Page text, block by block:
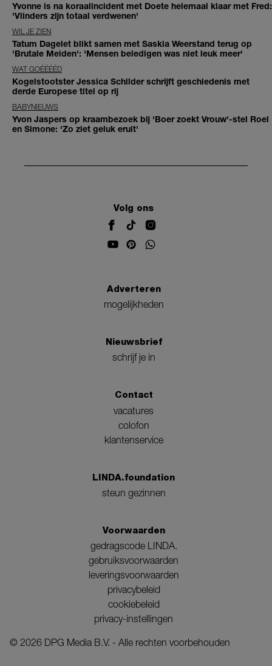
Yvonne is na koraalincident met Doete helemaal klaar met Fred:
'Vlinders zijn totaal verdwenen'
WIL JE ZIEN
Tatum Dagelet blikt samen met Saskia Weerstand terug op
'Brutale Meiden': 'Mensen beledigen was niet leuk meer'
WAT GOÉÉÉÉD
Kogelstootster Jessica Schilder schrijft geschiedenis met
derde Europese titel op rij
BABYNIEUWS
Yvon Jaspers op kraambezoek bij 'Boer zoekt Vrouw'-stel Roel
en Simone: 'Zo ziet geluk eruit'
Volg ons
Adverteren
mogelijkheden
Nieuwsbrief
schrijf je in
Contact
vacatures
colofon
klantenservice
LINDA.foundation
steun gezinnen
Voorwaarden
gedragscode LINDA.
gebruiksvoorwaarden
leveringsvoorwaarden
privacybeleid
cookiebeleid
privacy-instellingen
© 2026 DPG Media B.V. - Alle rechten voorbehouden